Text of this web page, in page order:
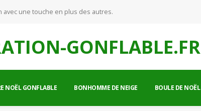
avec une touche en plus des autres.
GONFLABLE.FR
NOËL GONFLABLE BONHOMME DE NEIGE BOULE DE NOËL